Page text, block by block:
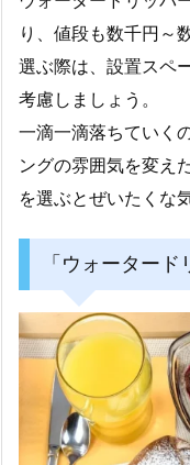
り、値段も数千円～
選ぶ際は、設置スペ
考慮しましょう。
一滴一滴落ちていく
ングの雰囲気を変え
を選ぶとぜいたくな
「ウォーター